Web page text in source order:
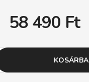
58 490 Ft
KOSÁRBA